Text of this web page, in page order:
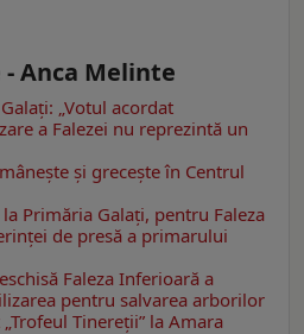
Anca Melinte
„Votul acordat
a Falezei nu reprezintă un
şi greceşte în Centrul
Primăria Galaţi, pentru Faleza
de presă a primarului
Faleza Inferioară a
pentru salvarea arborilor
Tinereții” la Amara